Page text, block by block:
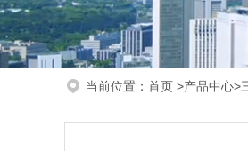
当前位置： 首页 >产品中心>